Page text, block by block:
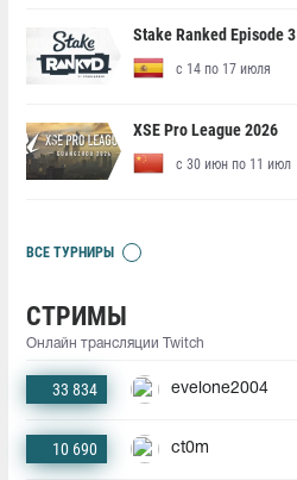
Stake Ranked Episode 3
с 14 по 17 июля
XSE Pro League 2026
с 30 июн по 11 июл
ВСЕ ТУРНИРЫ
СТРИМЫ
Онлайн трансляции Twitch
33 834 evelone2004
10 690 ct0m